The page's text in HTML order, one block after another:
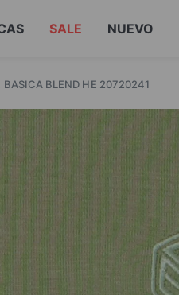
SALE NUEVO
BASICA BLEND HE 20720241